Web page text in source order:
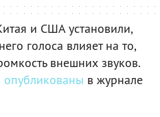
и США установили,
голоса влияет на то,
внешних звуков.
опубликованы в журнале